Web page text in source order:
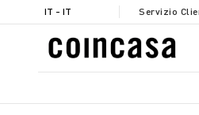
IT - IT Servizio